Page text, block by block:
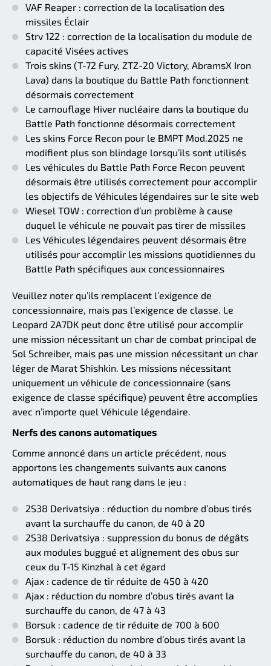
VAF Reaper : correction de la localisation des
missiles Éclair
Strv 122 : correction de la localisation du module de
capacité Visées actives
Trois skins (T-72 Fury, ZTZ-20 Victory, AbramsX Iron
Lava) dans la boutique du Battle Path fonctionnent
désormais correctement
Le camouflage Hiver nucléaire dans la boutique du
Battle Path fonctionne désormais correctement
Les skins Force Recon pour le BMPT Mod.2025 ne
modifient plus son blindage lorsqu’ils sont utilisés
Les véhicules du Battle Path Force Recon peuvent
désormais être utilisés correctement pour accomplir
les objectifs de Véhicules légendaires sur le site web
Wiesel TOW : correction d’un problème à cause
duquel le véhicule ne pouvait pas tirer de missiles
Les Véhicules légendaires peuvent désormais être
utilisés pour accomplir les missions quotidiennes du
Battle Path spécifiques aux concessionnaires
Veuillez noter qu’ils remplacent l’exigence de
concessionnaire, mais pas l’exigence de classe. Le
Leopard 2A7DK peut donc être utilisé pour accomplir
une mission nécessitant un char de combat principal de
Sol Schreiber, mais pas une mission nécessitant un char
léger de Marat Shishkin. Les missions nécessitant
uniquement un véhicule de concessionnaire (sans
exigence de classe spécifique) peuvent être accomplies
avec n’importe quel Véhicule légendaire.
Nerfs des canons automatiques
Comme annoncé dans un article précédent, nous
apportons les changements suivants aux canons
automatiques de haut rang dans le jeu :
2S38 Derivatsiya : réduction du nombre d’obus tirés
avant la surchauffe du canon, de 40 à 20
2S38 Derivatsiya : suppression du bonus de dégâts
aux modules buggué et alignement des obus sur
ceux du T-15 Kinzhal à cet égard
Ajax : cadence de tir réduite de 450 à 420
Ajax : réduction du nombre d’obus tirés avant la
surchauffe du canon, de 47 à 43
Borsuk : cadence de tir réduite de 700 à 600
Borsuk : réduction du nombre d’obus tirés avant la
surchauffe du canon, de 40 à 33